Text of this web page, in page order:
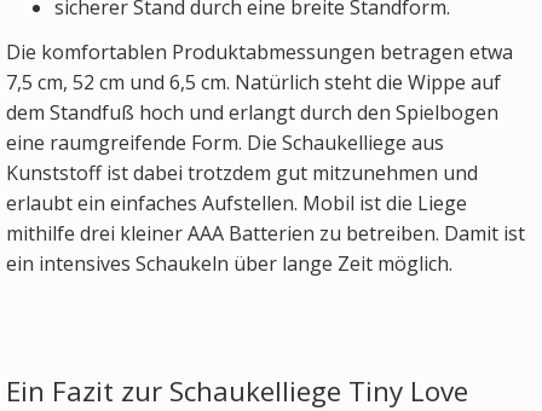
sicherer Stand durch eine breite Standform.
Die komfortablen Produktabmessungen betragen etwa
7,5 cm, 52 cm und 6,5 cm. Natürlich steht die Wippe auf
dem Standfuß hoch und erlangt durch den Spielbogen
eine raumgreifende Form. Die Schaukelliege aus
Kunststoff ist dabei trotzdem gut mitzunehmen und
erlaubt ein einfaches Aufstellen. Mobil ist die Liege
mithilfe drei kleiner AAA Batterien zu betreiben. Damit ist
ein intensives Schaukeln über lange Zeit möglich.
Ein Fazit zur Schaukelliege Tiny Love